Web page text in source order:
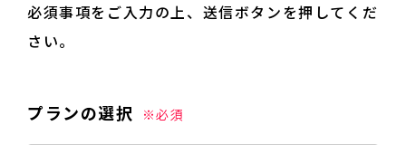
必須事項をご入力の上、送信ボタンを押してくだ
さい。
プランの選択 ※必須